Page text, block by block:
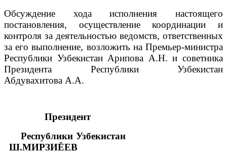
Обсуждение хода исполнения настоящего
постановления, осуществление координации и
контроля за деятельностью ведомств, ответственных
за его выполнение, возложить на Премьер-министра
Республики Узбекистан Арипова А.Н. и советника
Президента Республики Узбекистан
Абдувахитова А.A.
Президент
Республики Узбекистан
Ш.МИРЗИЁЕВ